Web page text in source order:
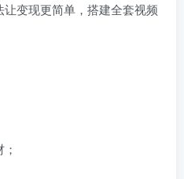
变现更简单，搭建全套视频